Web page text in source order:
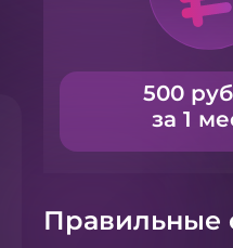
500
за 1
Правильные